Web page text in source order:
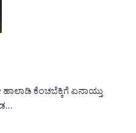
ಕೆಂಚಬೆಕ್ಕಿಗೆ ಏನಾಯ್ತು